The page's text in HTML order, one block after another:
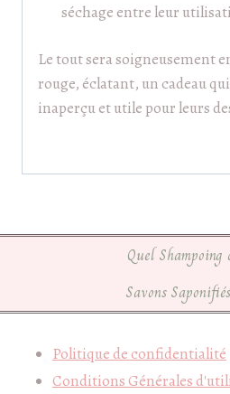
séchage entre leur
Le tout sera soigneusement
rouge, éclatant, un cadeau
inaperçu et utile pour leurs
Quel Shampoing
Savons
Politique de confidentialité
Conditions Générales